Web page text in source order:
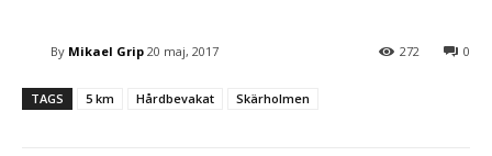
By Mikael Grip 20 maj, 2017 0
272
TAGS 5 km Hårdbevakat Skärholmen